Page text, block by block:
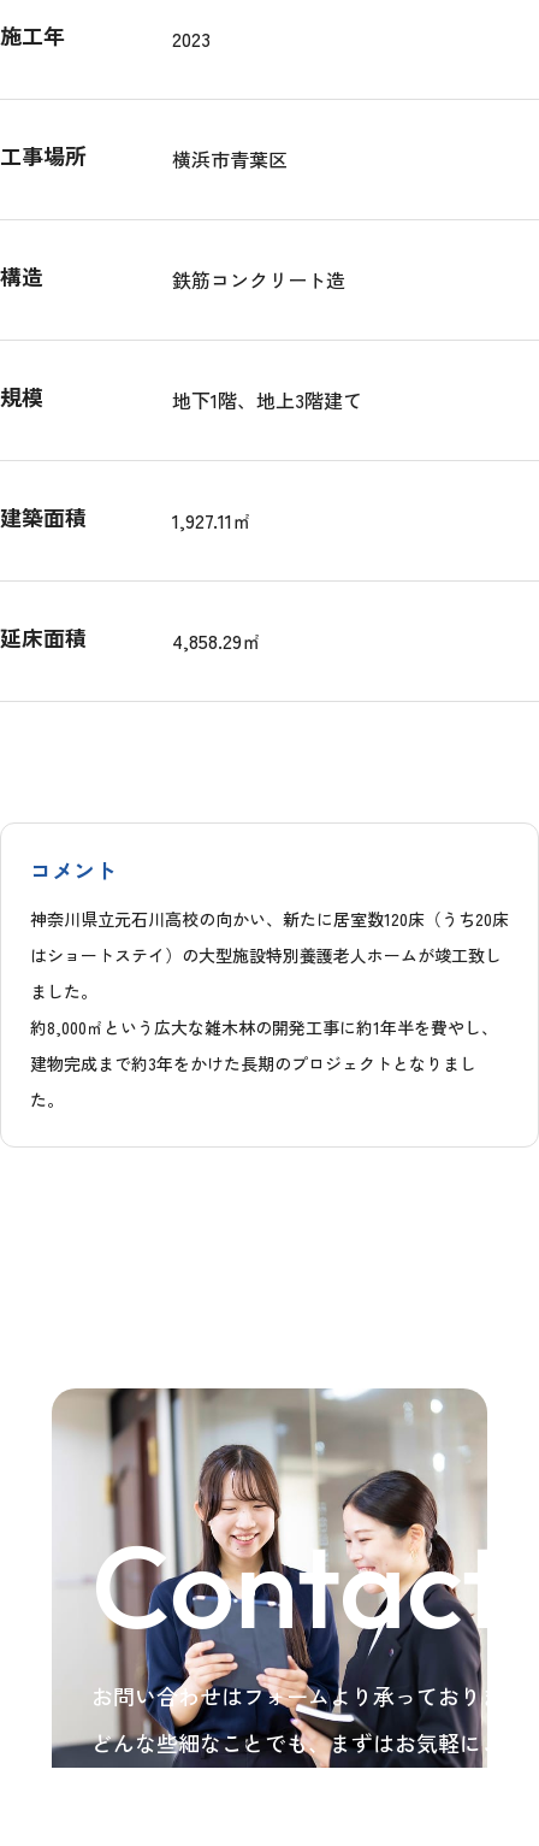
施工年 2023
工事場所 横浜市青葉区
構造 鉄筋コンクリート造
規模 地下1階、地上3階建て
建築面積 1,927.11㎡
延床面積 4,858.29㎡
コメント
神奈川県立元石川高校の向かい、新たに居室数120床（うち20床
はショートステイ）の大型施設特別養護老人ホームが竣工致し
ました。
約8,000㎡という広大な雑木林の開発工事に約1年半を費やし、
建物完成まで約3年をかけた長期のプロジェクトとなりまし
た。
Contact
お問い合わせはフォームより承っております
どんな些細なことでも、まずはお気軽にご相